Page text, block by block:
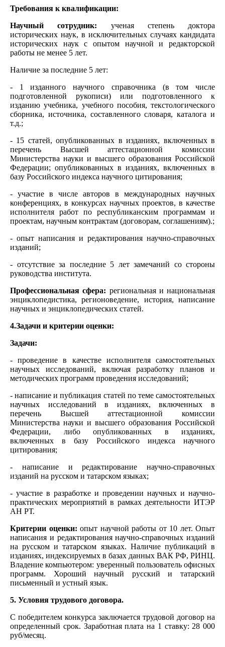
Требования к квалификации:
Научный сотрудник: ученая степень доктора
исторических наук, в исключительных случаях кандидата
исторических наук с опытом научной и редакторской
работы не менее 5 лет.
Наличие за последние 5 лет:
- 1 изданного научного справочника (в том числе
подготовленной рукописи) или подготовленного к
изданию учебника, учебного пособия, текстологического
сборника, источника, составленного словаря, каталога и
т.д.;
- 15 статей, опубликованных в изданиях, включенных в
перечень Высшей аттестационной комиссии
Министерства науки и высшего образования Российской
Федерации; опубликованных в изданиях, включенных в
базу Российского индекса научного цитирования;
- участие в числе авторов в международных научных
конференциях, в конкурсах научных проектов, в качестве
исполнителя работ по республиканским программам и
проектам, научным контрактам (договорам, соглашениям).;
- опыт написания и редактирования научно-справочных
изданий;
- отсутствие за последние 5 лет замечаний со стороны
руководства института.
Профессиональная сфера: региональная и национальная
энциклопедистика, регионоведение, история, написание
научных и энциклопедических статей.
4.Задачи и критерии оценки:
Задачи:
- проведение в качестве исполнителя самостоятельных
научных исследований, включая разработку планов и
методических программ проведения исследований;
- написание и публикация статей по теме самостоятельных
научных исследований в изданиях, включенных в
перечень Высшей аттестационной комиссии
Министерства науки и высшего образования Российской
Федерации, либо опубликованных в изданиях,
включенных в базу Российского индекса научного
цитирования;
- написание и редактирование научно-справочных
изданий на русском и татарском языках;
- участие в разработке и проведении научных и научно-
практических мероприятий в рамках деятельности ИТЭР
АН РТ.
Критерии оценки: опыт научной работы от 10 лет. Опыт
написания и редактирования научно-справочных изданий
на русском и татарском языках. Наличие публикаций в
изданиях, индексируемых в базах данных ВАК РФ, РИНЦ.
Владение компьютером: уверенный пользователь офисных
программ. Хороший научный русский и татарский
письменный и устный язык.
5. Условия трудового договора.
С победителем конкурса заключается трудовой договор на
определенный срок. Заработная плата на 1 ставку: 28 000
руб/месяц.